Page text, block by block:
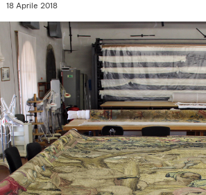
18 Aprile 2018